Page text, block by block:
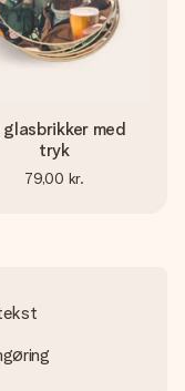
med
tryk
79,00 kr.